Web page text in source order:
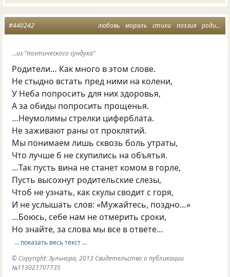
любовь мораль стихи поэзия родители
#440242
...из "поэтического сундука"
Родители… Как много в этом слове.
Не стыдно встать пред ними на колени,
У Неба попросить для них здоровья,
А за обиды попросить прощенья.
…Неумолимы стрелки циферблата.
Не заживают раны от проклятий.
Мы понимаем лишь сквозь боль утраты,
Что лучше б не скупились на объятья.
…Так пусть вина не станет комом в горле,
Пусть высохнут родительские слезы,
Чтоб не узнать, как скулы сводит с горя,
И не услышать слов: «Мужайтесь, поздно…»
…Боюсь, себе нам не отмерить сроки,
Но знайте, за слова мы все в ответе…
… показать весь текст …
© Copyright: Зульнора, 2013 Свидетельство о публикации
№113021707735